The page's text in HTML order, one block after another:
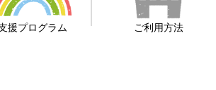
援プログラム ご利用方法